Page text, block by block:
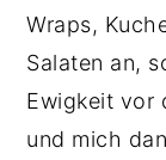
Wraps,
Salaten an,
Ewigkeit vor
und mich